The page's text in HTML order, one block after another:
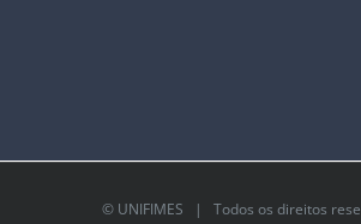
© UNIFIMES | Todos os direitos